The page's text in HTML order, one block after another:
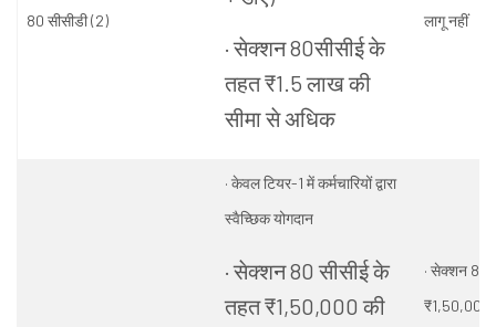
80 सीसीडी (2)
· सेक्शन 80सीसीई के
तहत ₹1.5 लाख की
सीमा से अधिक
लागू नहीं
· केवल टियर-1 में कर्मचारियों द्वारा
स्वैच्छिक योगदान
· सेक्शन 80 सीसीई के
तहत ₹1,50,000 की
· सेक्शन 80
₹1,50,000